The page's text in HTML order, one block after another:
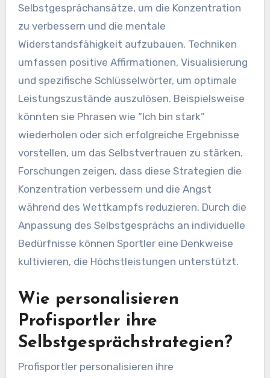
Selbstgesprächansätze, um die Konzentration
zu verbessern und die mentale
Widerstandsfähigkeit aufzubauen. Techniken
umfassen positive Affirmationen, Visualisierung
und spezifische Schlüsselwörter, um optimale
Leistungszustände auszulösen. Beispielsweise
könnten sie Phrasen wie “Ich bin stark”
wiederholen oder sich erfolgreiche Ergebnisse
vorstellen, um das Selbstvertrauen zu stärken.
Forschungen zeigen, dass diese Strategien die
Konzentration verbessern und die Angst
während des Wettkampfs reduzieren. Durch die
Anpassung des Selbstgesprächs an individuelle
Bedürfnisse können Sportler eine Denkweise
kultivieren, die Höchstleistungen unterstützt.
Wie personalisieren
Profisportler ihre
Selbstgesprächstrategien?
Profisportler personalisieren ihre